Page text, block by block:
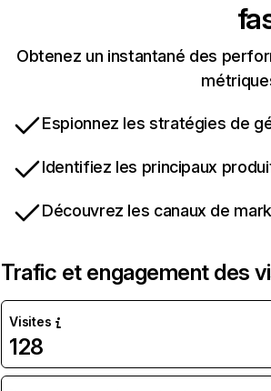
Obtenez un instantané des
Espionnez les stratégies de
Identifiez les principaux
Découvrez les canaux de
Trafic et engagement des
Visites
128